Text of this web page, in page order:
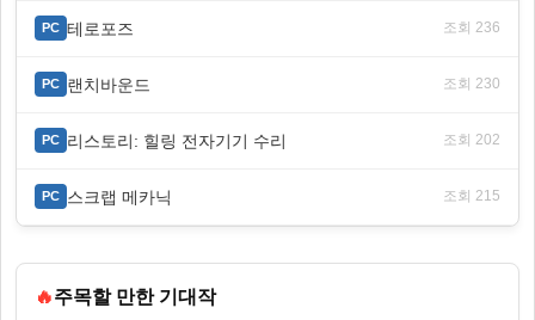
PC 테로포즈 조회 236
PC 랜치바운드 조회 230
PC 리스토리: 힐링 전자기기 수리 조회 202
PC 스크랩 메카닉 조회 215
🔥주목할 만한 기대작